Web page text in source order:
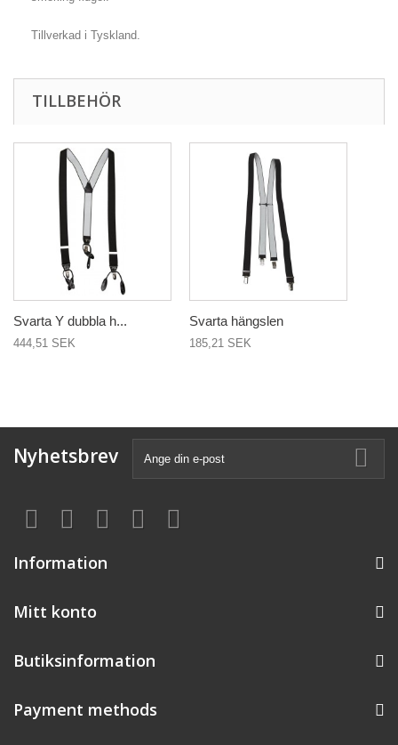
Tillverkad i Tyskland.
TILLBEHÖR
Svarta Y dubbla h...
444,51 SEK
Svarta hängslen
185,21 SEK
Nyhetsbrev
Information
Mitt konto
Butiksinformation
Payment methods